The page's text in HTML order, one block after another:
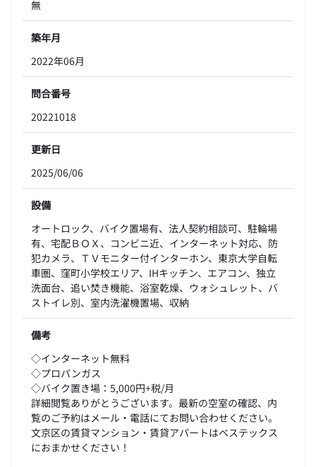
無
築年月
2022年06月
問合番号
20221018
更新日
2025/06/06
設備
オートロック、バイク置場有、法人契約相談可、駐輪場
有、宅配ＢＯＸ、コンビニ近、インターネット対応、防
犯カメラ、ＴＶモニター付インターホン、東京大学自転
車圏、窪町小学校エリア、IHキッチン、エアコン、独立
洗面台、追い焚き機能、浴室乾燥、ウォシュレット、バ
ストイレ別、室内洗濯機置場、収納
備考
◇インターネット無料
◇プロパンガス
◇バイク置き場：5,000円+税/月
詳細閲覧ありがとうございます。最新の空室の確認、内
覧のご予約はメール・電話にてお問い合わせください。
文京区の賃貸マンション・賃貸アパートはベステックス
におまかせください！